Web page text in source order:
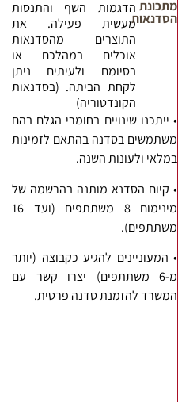
מתכונת
הסדנאות
הדגמות השף והתנסות
מעשית פעילה. את
התוצרים מהסדנאות
אוכלים במהלכם או
בסיומם ולעיתים ניתן
לקחת הביתה. (בסדנאות
הקונדטוריה)
• ייתכנו שינויים בחומרי הגלם בהם
משתמשים בסדנה בהתאם לזמינות
במלאי ולעונות השנה.
• קיום הסדנא מותנה בהרשמה של
מינימום 8 משתתפים (ועד 16
משתתפים).
• המעוניינים להגיע כקבוצה (יותר
מ-6 משתתפים) יצרו קשר עם
המשרד להזמנת סדנה פרטית.